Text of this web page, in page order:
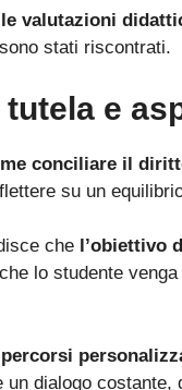
valutazioni
stati riscontrati.
e
conciliare il
su un
che l’obiettivo
lo studente
dialogo costante,